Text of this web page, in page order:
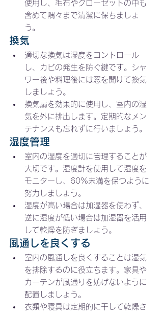
使用し、毛布やクローゼットの中も
含めて隅々まで清潔に保ちましょ
う。
換気
適切な換気は湿度をコントロール
し、カビの発生を防ぐ鍵です。シャ
ワー後や料理後には窓を開けて換気
しましょう。
換気扇を効果的に使用し、室内の湿
気を外に排出します。定期的なメン
テナンスも忘れずに行いましょう。
湿度管理
室内の湿度を適切に管理することが
大切です。湿度計を使用して湿度を
モニターし、60%未満を保つように
努力しましょう。
湿度が高い場合は加湿器を使わず、
逆に湿度が低い場合は加湿器を活用
して乾燥を防ぎましょう。
風通しを良くする
室内の風通しを良くすることは湿気
を排除するのに役立ちます。家具や
カーテンが風通りを妨げないように
配置しましょう。
衣類や寝具は定期的に干して乾燥さ